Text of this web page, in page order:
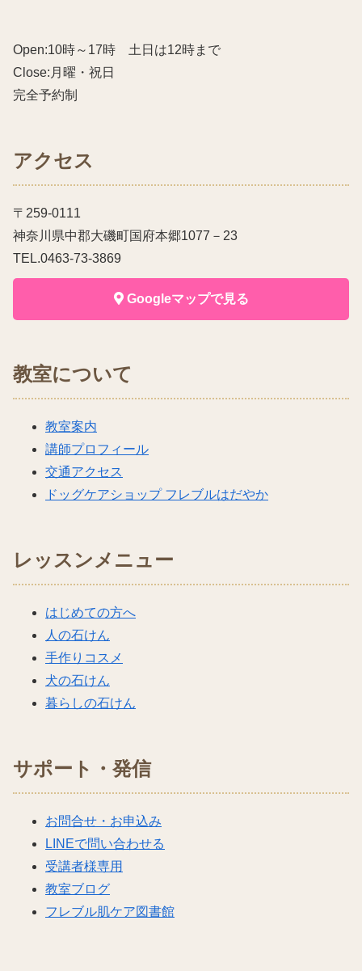
Open:10時～17時 土日は12時まで
Close:月曜・祝日
完全予約制
アクセス
〒259-0111
神奈川県中郡大磯町国府本郷1077－23
TEL.0463-73-3869
Googleマップで見る
教室について
教室案内
講師プロフィール
交通アクセス
ドッグケアショップ フレブルはだやか
レッスンメニュー
はじめての方へ
人の石けん
手作りコスメ
犬の石けん
暮らしの石けん
サポート・発信
お問合せ・お申込み
LINEで問い合わせる
受講者様専用
教室ブログ
フレブル肌ケア図書館